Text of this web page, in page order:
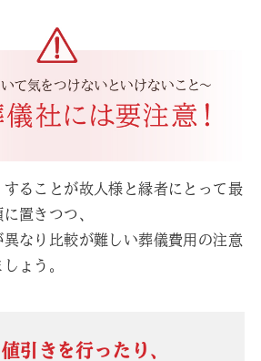
することが故人様と縁者にとって最
置きつつ、
なり比較が難しい葬儀費用の注意
ょう。
引きを行ったり、